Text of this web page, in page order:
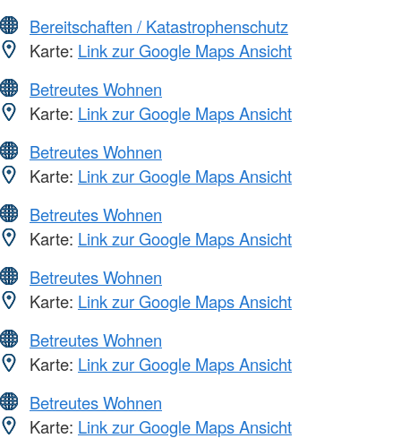
Bereitschaften / Katastrophenschutz
Karte: Link zur Google Maps Ansicht
Betreutes Wohnen
Karte: Link zur Google Maps Ansicht
Betreutes Wohnen
Karte: Link zur Google Maps Ansicht
Betreutes Wohnen
Karte: Link zur Google Maps Ansicht
Betreutes Wohnen
Karte: Link zur Google Maps Ansicht
Betreutes Wohnen
Karte: Link zur Google Maps Ansicht
Betreutes Wohnen
Karte: Link zur Google Maps Ansicht